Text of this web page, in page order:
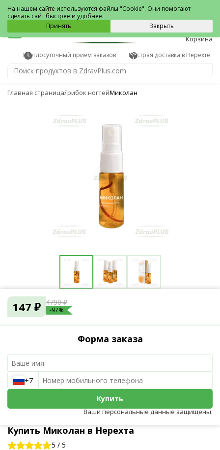
Нерехта
0
Корзина
Круглосуточный прием заказов Быстрая доставка в Нерехте
Главная страницаГрибок ногтейМиколан
Купить Миколан в Нерехта
5 / 5
147 ₽ 4790 ₽
-97%
Форма заказа
+7
Купить
Ваши персональные данные защищены.
На нашем сайте используются файлы "Cookie". Они помогают
сделать сайт быстрее и удобнее.
Принять
Закрыть